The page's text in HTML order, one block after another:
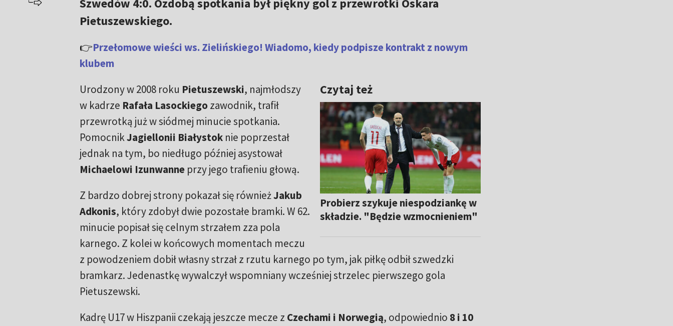
Szwedów 4:0. Ozdobą spotkania był piękny gol z przewrotki Oskara
Pietuszewskiego.
👉Przełomowe wieści ws. Zielińskiego! Wiadomo, kiedy podpisze kontrakt z nowym
klubem
Czytaj też
Probierz szykuje niespodziankę w
składzie. "Będzie wzmocnieniem"
Urodzony w 2008 roku Pietuszewski, najmłodszy
w kadrze Rafała Lasockiego zawodnik, trafił
przewrotką już w siódmej minucie spotkania.
PomocnikJagiellonii Białystoknie poprzestał
jednak na tym, bo niedługo później asystował
Michaelowi Izunwanneprzy jego trafieniu głową.
Z bardzo dobrej strony pokazał się równieżJakub
Adkonis, który zdobył dwie pozostałe bramki. W 62.
minucie popisał się celnym strzałem zza pola
karnego. Z kolei w końcowych momentach meczu
z powodzeniem dobił własny strzał z rzutu karnego po tym, jak piłkę odbił szwedzki
bramkarz. Jedenastkę wywalczył wspomniany wcześniej strzelec pierwszego gola
Pietuszewski.
Kadrę U17 w Hiszpanii czekają jeszcze mecze z Czechami i Norwegią, odpowiednio 8 i 10